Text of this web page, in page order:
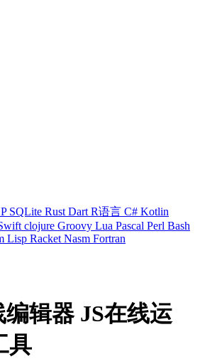
SQLite Rust Dart R语言 C# Kotlin
clojure Groovy Lua Pascal Perl Bash
Lisp Racket Nasm Fortran
辑器 JS在线运
具